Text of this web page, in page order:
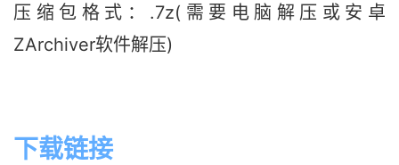
压缩包格式：.7z(需要电脑解压或安卓
ZArchiver软件解压)
下载链接